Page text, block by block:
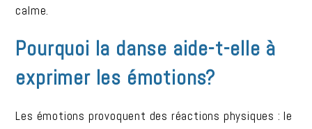
calme.
Pourquoi la danse aide-t-elle à
exprimer les émotions?
Les émotions provoquent des réactions physiques : le